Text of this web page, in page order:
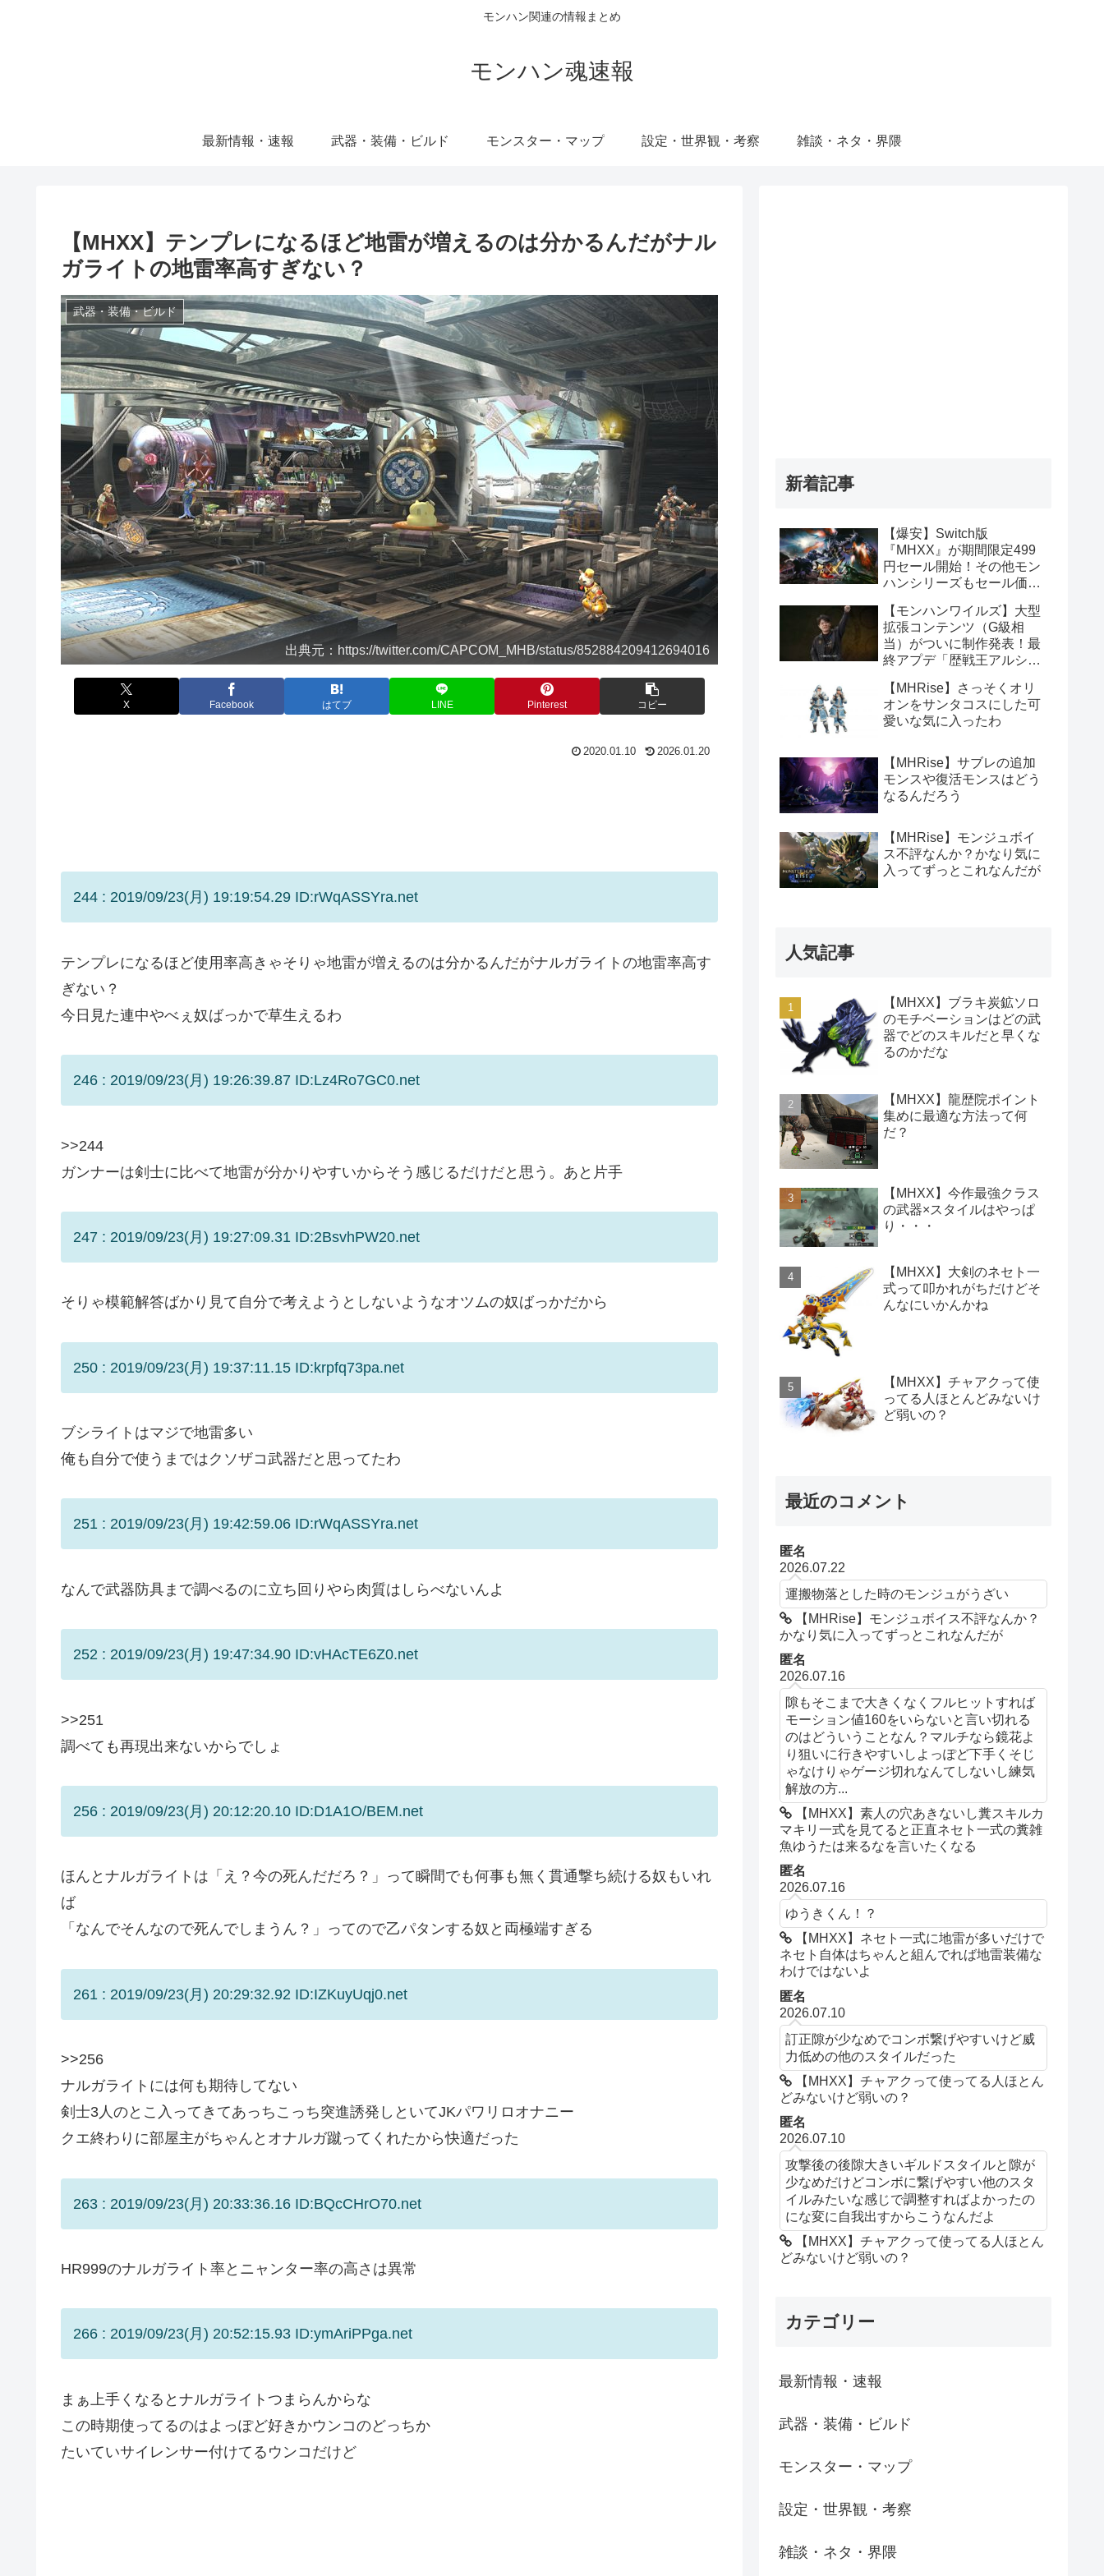
モンハン関連の情報まとめ
モンハン魂速報
最新情報・速報 武器・装備・ビルド モンスター・マップ 設定・世界観・考察 雑談・ネタ・界隈
【MHXX】テンプレになるほど地雷が増えるのは分かるんだがナル
ガライトの地雷率高すぎない？
武器・装備・ビルド
出典元：https://twitter.com/CAPCOM_MHB/status/852884209412694016
X Facebook はてブ LINE Pinterest コピー
2020.01.10 2026.01.20
244 : 2019/09/23(月) 19:19:54.29 ID:rWqASSYra.net
テンプレになるほど使用率高きゃそりゃ地雷が増えるのは分かるんだがナルガライトの地雷率高す
ぎない？
今日見た連中やべぇ奴ばっかで草生えるわ
246 : 2019/09/23(月) 19:26:39.87 ID:Lz4Ro7GC0.net
>>244
ガンナーは剣士に比べて地雷が分かりやすいからそう感じるだけだと思う。あと片手
247 : 2019/09/23(月) 19:27:09.31 ID:2BsvhPW20.net
そりゃ模範解答ばかり見て自分で考えようとしないようなオツムの奴ばっかだから
250 : 2019/09/23(月) 19:37:11.15 ID:krpfq73pa.net
ブシライトはマジで地雷多い
俺も自分で使うまではクソザコ武器だと思ってたわ
251 : 2019/09/23(月) 19:42:59.06 ID:rWqASSYra.net
なんで武器防具まで調べるのに立ち回りやら肉質はしらべないんよ
252 : 2019/09/23(月) 19:47:34.90 ID:vHAcTE6Z0.net
>>251
調べても再現出来ないからでしょ
256 : 2019/09/23(月) 20:12:20.10 ID:D1A1O/BEM.net
ほんとナルガライトは「え？今の死んだだろ？」って瞬間でも何事も無く貫通撃ち続ける奴もいれ
ば
「なんでそんなので死んでしまうん？」ってので乙パタンする奴と両極端すぎる
261 : 2019/09/23(月) 20:29:32.92 ID:IZKuyUqj0.net
>>256
ナルガライトには何も期待してない
剣士3人のとこ入ってきてあっちこっち突進誘発しといてJKパワリロオナニー
クエ終わりに部屋主がちゃんとオナルガ蹴ってくれたから快適だった
263 : 2019/09/23(月) 20:33:36.16 ID:BQcCHrO70.net
HR999のナルガライト率とニャンター率の高さは異常
266 : 2019/09/23(月) 20:52:15.93 ID:ymAriPPga.net
まぁ上手くなるとナルガライトつまらんからな
この時期使ってるのはよっぽど好きかウンコのどっちか
たいていサイレンサー付けてるウンコだけど
新着記事
【爆安】Switch版
『MHXX』が期間限定499
円セール開始！その他モン
ハンシリーズもセール価格
【モンハンワイルズ】大型
拡張コンテンツ（G級相
当）がついに制作発表！最
終アプデ「歴戦王アルシュ
ント情報まとめ
【MHRise】さっそくオリ
オンをサンタコスにした可
愛いな気に入ったわ
【MHRise】サブレの追加
モンスや復活モンスはどう
なるんだろう
【MHRise】モンジュボイ
ス不評なんか？かなり気に
入ってずっとこれなんだが
人気記事
【MHXX】ブラキ炭鉱ソロ
のモチベーションはどの武
器でどのスキルだと早くな
るのかだな
【MHXX】龍歴院ポイント
集めに最適な方法って何
だ？
【MHXX】今作最強クラス
の武器×スタイルはやっぱ
り・・・
【MHXX】大剣のネセト一
式って叩かれがちだけどそ
んなにいかんかね
【MHXX】チャアクって使
ってる人ほとんどみないけ
ど弱いの？
最近のコメント
匿名
2026.07.22
運搬物落とした時のモンジュがうざい
【MHRise】モンジュボイス不評なんか？
かなり気に入ってずっとこれなんだが
匿名
2026.07.16
隙もそこまで大きくなくフルヒットすれば
モーション値160をいらないと言い切れる
のはどういうことなん？マルチなら鏡花よ
り狙いに行きやすいしよっぽど下手くそじ
ゃなけりゃゲージ切れなんてしないし練気
解放の方...
【MHXX】素人の穴あきないし糞スキルカ
マキリ一式を見てると正直ネセト一式の糞雑
魚ゆうたは来るなを言いたくなる
匿名
2026.07.16
ゆうきくん！？
【MHXX】ネセト一式に地雷が多いだけで
ネセト自体はちゃんと組んでれば地雷装備な
わけではないよ
匿名
2026.07.10
訂正隙が少なめでコンボ繋げやすいけど威
力低めの他のスタイルだった
【MHXX】チャアクって使ってる人ほとん
どみないけど弱いの？
匿名
2026.07.10
攻撃後の後隙大きいギルドスタイルと隙が
少なめだけどコンボに繋げやすい他のスタ
イルみたいな感じで調整すればよかったの
にな変に自我出すからこうなんだよ
【MHXX】チャアクって使ってる人ほとん
どみないけど弱いの？
カテゴリー
最新情報・速報
武器・装備・ビルド
モンスター・マップ
設定・世界観・考察
雑談・ネタ・界隈